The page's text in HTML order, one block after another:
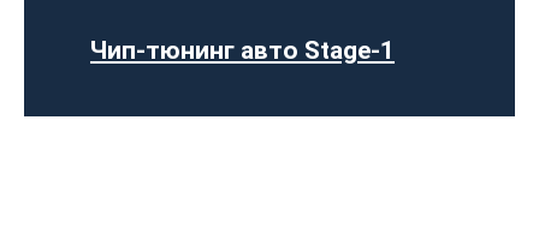
Чип-тюнинг авто Stage-1